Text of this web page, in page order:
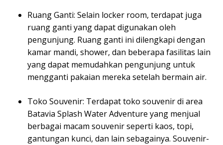
Ruang Ganti: Selain locker room, terdapat juga
ruang ganti yang dapat digunakan oleh
pengunjung. Ruang ganti ini dilengkapi dengan
kamar mandi, shower, dan beberapa fasilitas lain
yang dapat memudahkan pengunjung untuk
mengganti pakaian mereka setelah bermain air.
Toko Souvenir: Terdapat toko souvenir di area
Batavia Splash Water Adventure yang menjual
berbagai macam souvenir seperti kaos, topi,
gantungan kunci, dan lain sebagainya. Souvenir-